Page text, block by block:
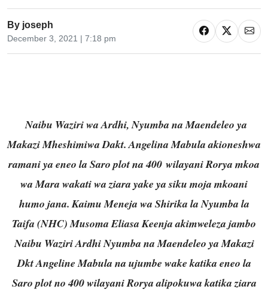
By joseph
December 3, 2021 | 7:18 pm
Naibu Waziri wa Ardhi, Nyumba na Maendeleo ya
Makazi Mheshimiwa Dakt. Angelina Mabula akioneshwa
ramani ya eneo la Saro plot na 400 wilayani Rorya mkoa
wa Mara wakati wa ziara yake ya siku moja mkoani
humo jana.Kaimu Meneja wa Shirika la Nyumba la
Taifa (NHC) Musoma Eliasa Keenja akimweleza jambo
Naibu Waziri Ardhi Nyumba na Maendeleo ya Makazi
Dkt Angeline Mabula na ujumbe wake katika eneo la
Saro plot no 400 wilayani Rorya alipokuwa katika ziara